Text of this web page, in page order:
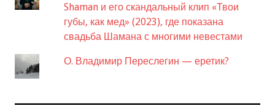
Shaman и его скандальный клип «Твои
губы, как мед» (2023), где показана
свадьба Шамана с многими невестами
О. Владимир Переслегин — еретик?